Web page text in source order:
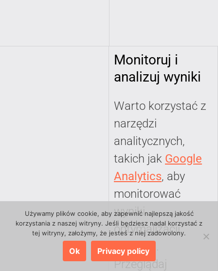
Monitoruj i
analizuj wyniki
Warto korzystać z
narzędzi
analitycznych,
takich jak Google
Analytics, aby
monitorować
wyniki
optymalizacji
mobilnej.
Przeglądaj
Używamy plików cookie, aby zapewnić najlepszą jakość
korzystania z naszej witryny. Jeśli będziesz nadal korzystać z
tej witryny, założymy, że jesteś z niej zadowolony.
Ok Privacy policy